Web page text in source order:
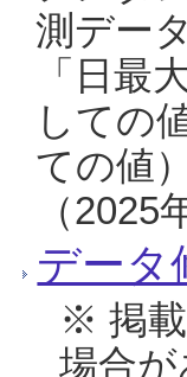
測デー
「日最
しての
ての値
（2025
データ
※ 掲
場合